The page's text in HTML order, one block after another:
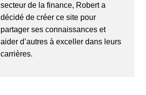
secteur de la finance, Robert a
décidé de créer ce site pour
partager ses connaissances et
aider d’autres à exceller dans leurs
carrières.